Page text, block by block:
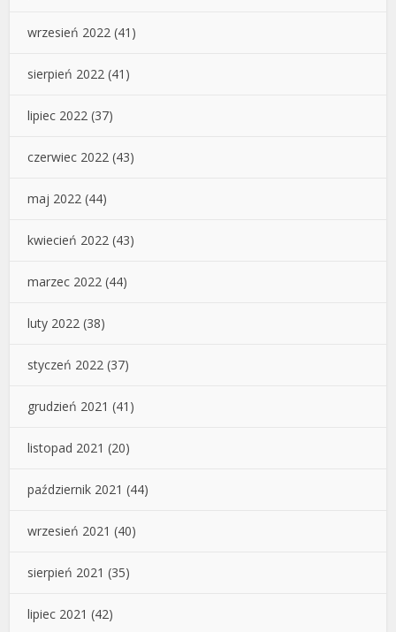
wrzesień 2022 (41)
sierpień 2022 (41)
lipiec 2022 (37)
czerwiec 2022 (43)
maj 2022 (44)
kwiecień 2022 (43)
marzec 2022 (44)
luty 2022 (38)
styczeń 2022 (37)
grudzień 2021 (41)
listopad 2021 (20)
październik 2021 (44)
wrzesień 2021 (40)
sierpień 2021 (35)
lipiec 2021 (42)